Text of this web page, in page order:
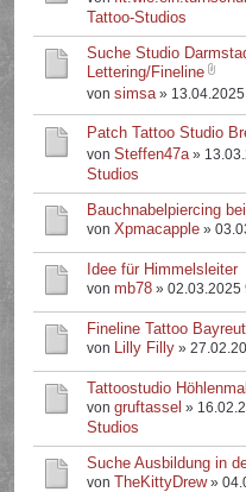
Tattoo-Studios
Suche Studio
Lettering/Fineline
vonsimsa»
Patch Tattoo Studio
vonSteffen47a»
Studios
Bauchnabelpiercing
vonXpmacapple »
Idee für Himmelsleiter
vonmb78 » 02.03.2025
Fineline Tattoo
von Lilly Filly »
Tattoostudio
vongruftassel »
Studios
Suche Ausbildung in
von TheKittyDrew»